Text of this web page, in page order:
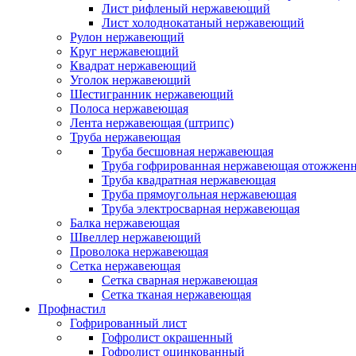
Лист рифленый нержавеющий
Лист холоднокатаный нержавеющий
Рулон нержавеющий
Круг нержавеющий
Квадрат нержавеющий
Уголок нержавеющий
Шестигранник нержавеющий
Полоса нержавеющая
Лента нержавеющая (штрипс)
Труба нержавеющая
Труба бесшовная нержавеющая
Труба гофрированная нержавеющая
Труба квадратная нержавеющая
Труба прямоугольная нержавеющая
Труба электросварная нержавеющая
Балка нержавеющая
Швеллер нержавеющий
Проволока нержавеющая
Сетка нержавеющая
Сетка сварная нержавеющая
Сетка тканая нержавеющая
Профнастил
Гофрированный лист
Гофролист окрашенный
Гофролист оцинкованный